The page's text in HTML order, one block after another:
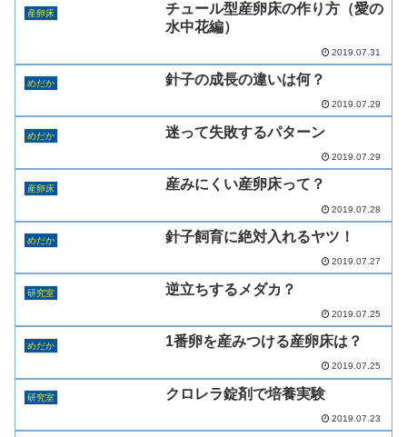
産卵床
チュール型産卵床の作り方（愛の
水中花編）
2019.07.31
めだか 針子の成長の違いは何？
2019.07.29
めだか 迷って失敗するパターン
2019.07.29
産卵床 産みにくい産卵床って？
2019.07.28
めだか 針子飼育に絶対入れるヤツ！
2019.07.27
研究室 逆立ちするメダカ？
2019.07.25
めだか 1番卵を産みつける産卵床は？
2019.07.25
研究室 クロレラ錠剤で培養実験
2019.07.23